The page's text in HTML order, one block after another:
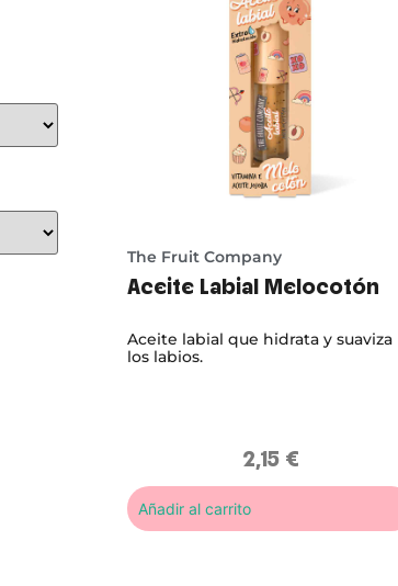
The Fruit Company
Aceite Labial Melocotón
Aceite labial que hidrata y suaviza
los labios.
2,15 €
Añadir al carrito